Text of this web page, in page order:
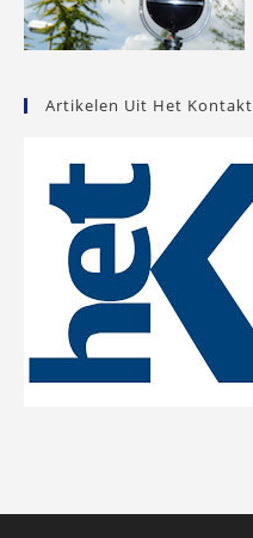
Artikelen Uit Het Kontakt